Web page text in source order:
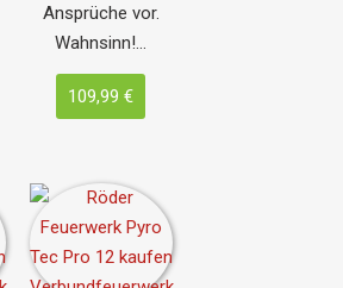
Ansprüche vor.
Wahnsinn!…
109,99 €